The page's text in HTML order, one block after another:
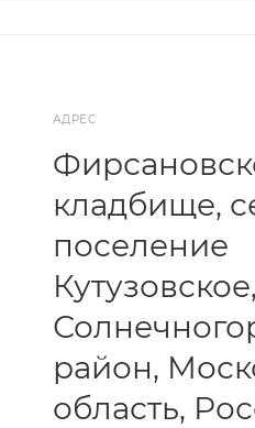
АДРЕС
кладбище,
поселение
Кутузовское,
район,
область,